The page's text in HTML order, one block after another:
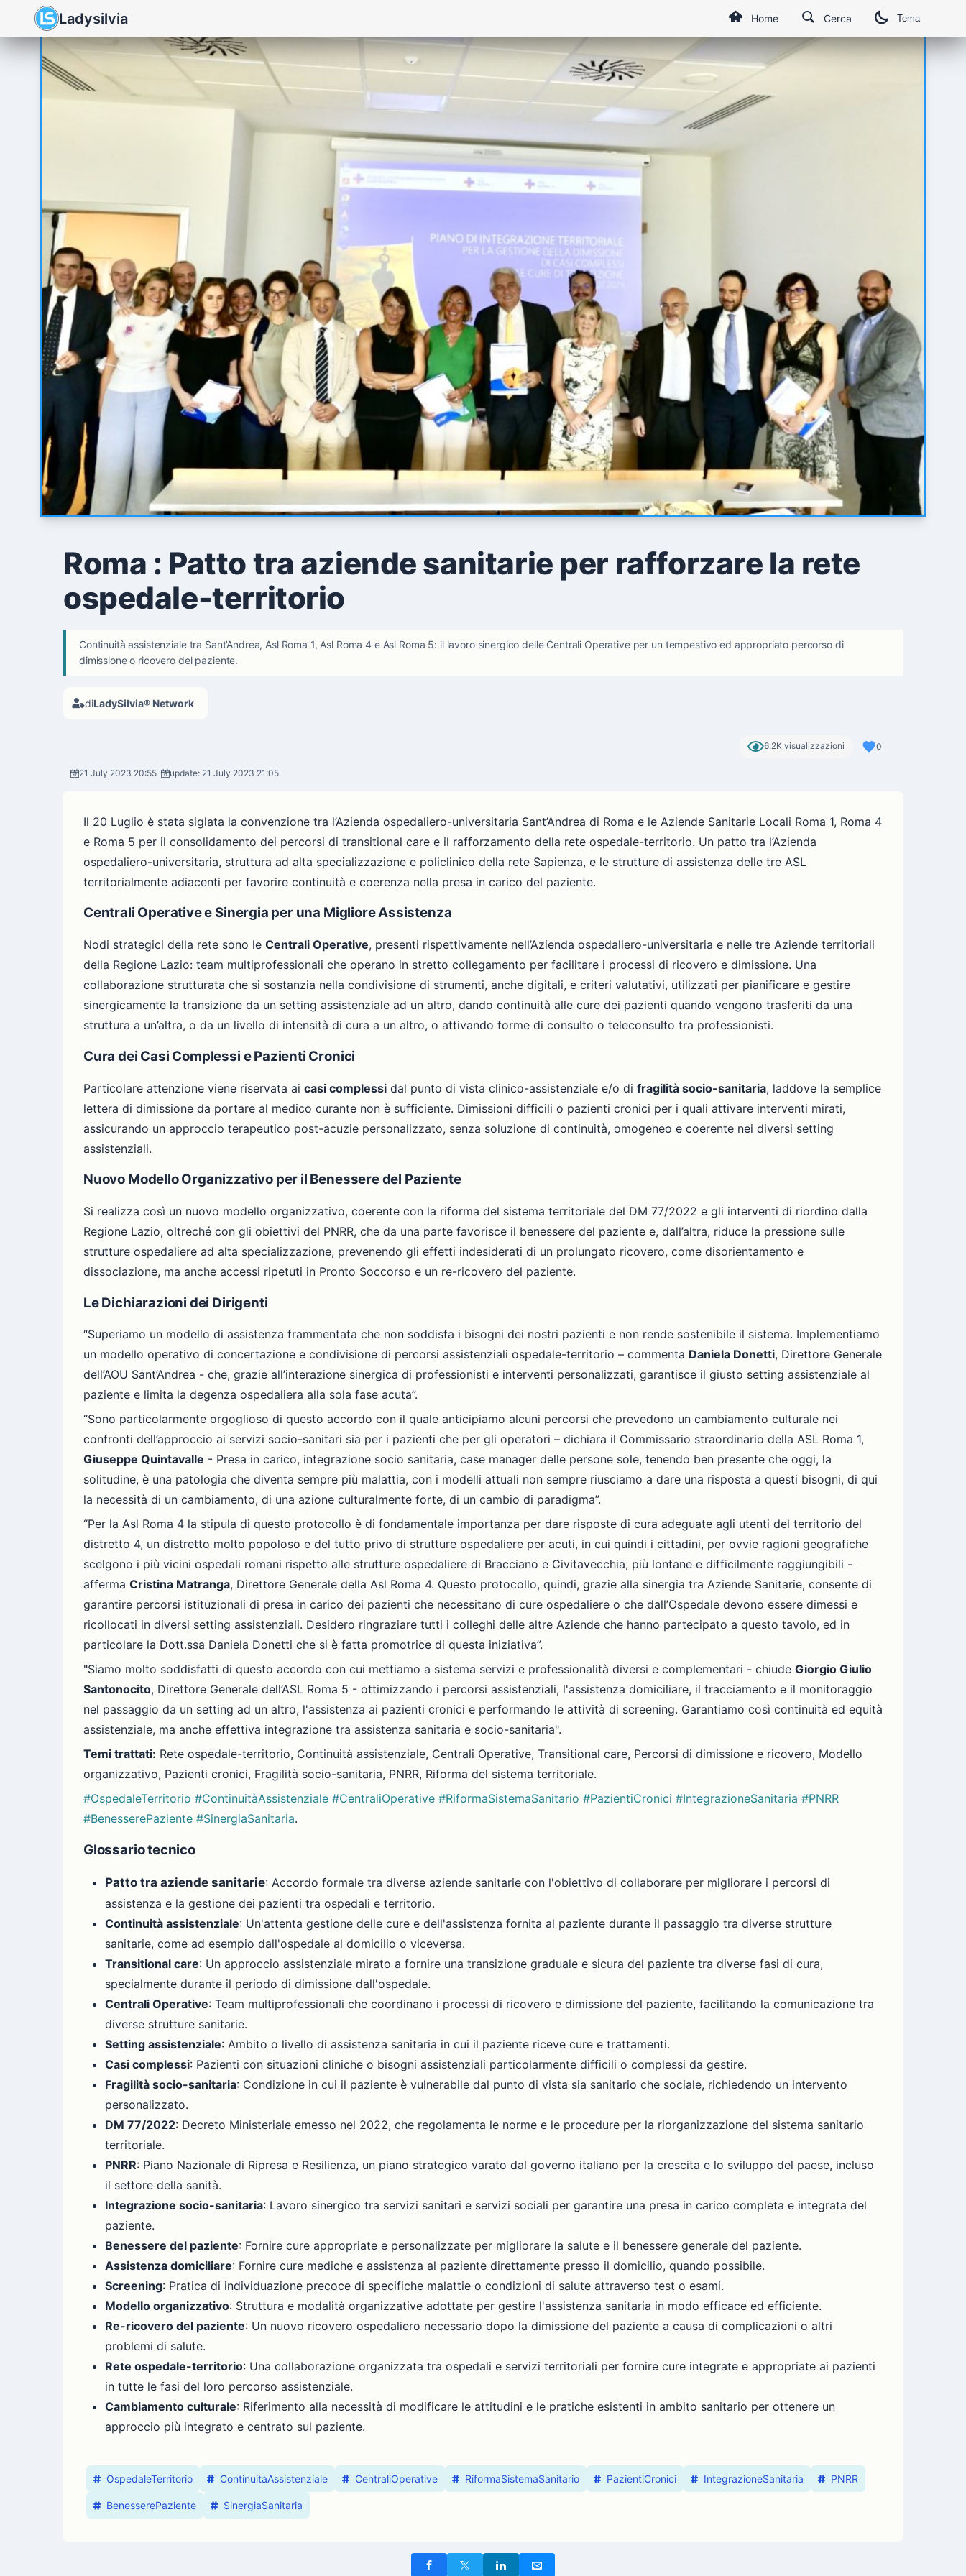
Ladysilvia Home Cerca Tema
Roma : Patto tra aziende sanitarie per rafforzare la rete
ospedale-territorio
Continuità assistenziale tra Sant’Andrea, Asl Roma 1, Asl Roma 4 e Asl Roma 5: il lavoro sinergico delle Centrali Operative per un tempestivo ed appropriato percorso di
dimissione o ricovero del paziente.
diLadySilvia® Network
6.2K visualizzazioni 0
21 July 2023 20:55 update: 21 July 2023 21:05
Il 20 Luglio è stata siglata la convenzione tra l’Azienda ospedaliero-universitaria Sant’Andrea di Roma e le Aziende Sanitarie Locali Roma 1, Roma 4
e Roma 5 per il consolidamento dei percorsi di transitional care e il rafforzamento della rete ospedale-territorio. Un patto tra l’Azienda
ospedaliero-universitaria, struttura ad alta specializzazione e policlinico della rete Sapienza, e le strutture di assistenza delle tre ASL
territorialmente adiacenti per favorire continuità e coerenza nella presa in carico del paziente.
Centrali Operative e Sinergia per una Migliore Assistenza
Nodi strategici della rete sono le Centrali Operative, presenti rispettivamente nell’Azienda ospedaliero-universitaria e nelle tre Aziende territoriali
della Regione Lazio: team multiprofessionali che operano in stretto collegamento per facilitare i processi di ricovero e dimissione. Una
collaborazione strutturata che si sostanzia nella condivisione di strumenti, anche digitali, e criteri valutativi, utilizzati per pianificare e gestire
sinergicamente la transizione da un setting assistenziale ad un altro, dando continuità alle cure dei pazienti quando vengono trasferiti da una
struttura a un’altra, o da un livello di intensità di cura a un altro, o attivando forme di consulto o teleconsulto tra professionisti.
Cura dei Casi Complessi e Pazienti Cronici
Particolare attenzione viene riservata ai casi complessi dal punto di vista clinico-assistenziale e/o di fragilità socio-sanitaria, laddove la semplice
lettera di dimissione da portare al medico curante non è sufficiente. Dimissioni difficili o pazienti cronici per i quali attivare interventi mirati,
assicurando un approccio terapeutico post-acuzie personalizzato, senza soluzione di continuità, omogeneo e coerente nei diversi setting
assistenziali.
Nuovo Modello Organizzativo per il Benessere del Paziente
Si realizza così un nuovo modello organizzativo, coerente con la riforma del sistema territoriale del DM 77/2022 e gli interventi di riordino dalla
Regione Lazio, oltreché con gli obiettivi del PNRR, che da una parte favorisce il benessere del paziente e, dall’altra, riduce la pressione sulle
strutture ospedaliere ad alta specializzazione, prevenendo gli effetti indesiderati di un prolungato ricovero, come disorientamento e
dissociazione, ma anche accessi ripetuti in Pronto Soccorso e un re-ricovero del paziente.
Le Dichiarazioni dei Dirigenti
“Superiamo un modello di assistenza frammentata che non soddisfa i bisogni dei nostri pazienti e non rende sostenibile il sistema. Implementiamo
un modello operativo di concertazione e condivisione di percorsi assistenziali ospedale-territorio – commenta Daniela Donetti, Direttore Generale
dell’AOU Sant’Andrea - che, grazie all’interazione sinergica di professionisti e interventi personalizzati, garantisce il giusto setting assistenziale al
paziente e limita la degenza ospedaliera alla sola fase acuta”.
“Sono particolarmente orgoglioso di questo accordo con il quale anticipiamo alcuni percorsi che prevedono un cambiamento culturale nei
confronti dell’approccio ai servizi socio-sanitari sia per i pazienti che per gli operatori – dichiara il Commissario straordinario della ASL Roma 1,
Giuseppe Quintavalle - Presa in carico, integrazione socio sanitaria, case manager delle persone sole, tenendo ben presente che oggi, la
solitudine, è una patologia che diventa sempre più malattia, con i modelli attuali non sempre riusciamo a dare una risposta a questi bisogni, di qui
la necessità di un cambiamento, di una azione culturalmente forte, di un cambio di paradigma”.
“Per la Asl Roma 4 la stipula di questo protocollo è di fondamentale importanza per dare risposte di cura adeguate agli utenti del territorio del
distretto 4, un distretto molto popoloso e del tutto privo di strutture ospedaliere per acuti, in cui quindi i cittadini, per ovvie ragioni geografiche
scelgono i più vicini ospedali romani rispetto alle strutture ospedaliere di Bracciano e Civitavecchia, più lontane e difficilmente raggiungibili -
afferma Cristina Matranga, Direttore Generale della Asl Roma 4. Questo protocollo, quindi, grazie alla sinergia tra Aziende Sanitarie, consente di
garantire percorsi istituzionali di presa in carico dei pazienti che necessitano di cure ospedaliere o che dall’Ospedale devono essere dimessi e
ricollocati in diversi setting assistenziali. Desidero ringraziare tutti i colleghi delle altre Aziende che hanno partecipato a questo tavolo, ed in
particolare la Dott.ssa Daniela Donetti che si è fatta promotrice di questa iniziativa”.
"Siamo molto soddisfatti di questo accordo con cui mettiamo a sistema servizi e professionalità diversi e complementari - chiude Giorgio Giulio
Santonocito, Direttore Generale dell’ASL Roma 5 - ottimizzando i percorsi assistenziali, l'assistenza domiciliare, il tracciamento e il monitoraggio
nel passaggio da un setting ad un altro, l'assistenza ai pazienti cronici e performando le attività di screening. Garantiamo così continuità ed equità
assistenziale, ma anche effettiva integrazione tra assistenza sanitaria e socio-sanitaria".
Temi trattati: Rete ospedale-territorio, Continuità assistenziale, Centrali Operative, Transitional care, Percorsi di dimissione e ricovero, Modello
organizzativo, Pazienti cronici, Fragilità socio-sanitaria, PNRR, Riforma del sistema territoriale.
#OspedaleTerritorio #ContinuitàAssistenziale #CentraliOperative #RiformaSistemaSanitario #PazientiCronici #IntegrazioneSanitaria #PNRR
#BenesserePaziente #SinergiaSanitaria.
Glossario tecnico
Patto tra aziende sanitarie: Accordo formale tra diverse aziende sanitarie con l'obiettivo di collaborare per migliorare i percorsi di
assistenza e la gestione dei pazienti tra ospedali e territorio.
Continuità assistenziale: Un'attenta gestione delle cure e dell'assistenza fornita al paziente durante il passaggio tra diverse strutture
sanitarie, come ad esempio dall'ospedale al domicilio o viceversa.
Transitional care: Un approccio assistenziale mirato a fornire una transizione graduale e sicura del paziente tra diverse fasi di cura,
specialmente durante il periodo di dimissione dall'ospedale.
Centrali Operative: Team multiprofessionali che coordinano i processi di ricovero e dimissione del paziente, facilitando la comunicazione tra
diverse strutture sanitarie.
Setting assistenziale: Ambito o livello di assistenza sanitaria in cui il paziente riceve cure e trattamenti.
Casi complessi: Pazienti con situazioni cliniche o bisogni assistenziali particolarmente difficili o complessi da gestire.
Fragilità socio-sanitaria: Condizione in cui il paziente è vulnerabile dal punto di vista sia sanitario che sociale, richiedendo un intervento
personalizzato.
DM 77/2022: Decreto Ministeriale emesso nel 2022, che regolamenta le norme e le procedure per la riorganizzazione del sistema sanitario
territoriale.
PNRR: Piano Nazionale di Ripresa e Resilienza, un piano strategico varato dal governo italiano per la crescita e lo sviluppo del paese, incluso
il settore della sanità.
Integrazione socio-sanitaria: Lavoro sinergico tra servizi sanitari e servizi sociali per garantire una presa in carico completa e integrata del
paziente.
Benessere del paziente: Fornire cure appropriate e personalizzate per migliorare la salute e il benessere generale del paziente.
Assistenza domiciliare: Fornire cure mediche e assistenza al paziente direttamente presso il domicilio, quando possibile.
Screening: Pratica di individuazione precoce di specifiche malattie o condizioni di salute attraverso test o esami.
Modello organizzativo: Struttura e modalità organizzative adottate per gestire l'assistenza sanitaria in modo efficace ed efficiente.
Re-ricovero del paziente: Un nuovo ricovero ospedaliero necessario dopo la dimissione del paziente a causa di complicazioni o altri
problemi di salute.
Rete ospedale-territorio: Una collaborazione organizzata tra ospedali e servizi territoriali per fornire cure integrate e appropriate ai pazienti
in tutte le fasi del loro percorso assistenziale.
Cambiamento culturale: Riferimento alla necessità di modificare le attitudini e le pratiche esistenti in ambito sanitario per ottenere un
approccio più integrato e centrato sul paziente.
OspedaleTerritorio ContinuitàAssistenziale CentraliOperative RiformaSistemaSanitario PazientiCronici IntegrazioneSanitaria PNRR
BenesserePaziente SinergiaSanitaria